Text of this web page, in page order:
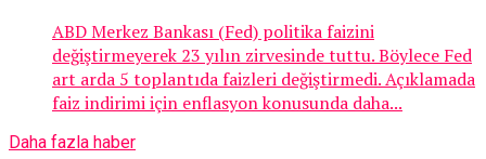
ABD Merkez Bankası (Fed) politika faizini
değiştirmeyerek 23 yılın zirvesinde tuttu. Böylece Fed
art arda 5 toplantıda faizleri değiştirmedi. Açıklamada
faiz indirimi için enflasyon konusunda daha...
Daha fazla haber